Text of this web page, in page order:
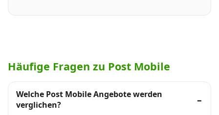
Häufige Fragen zu Post Mobile
Welche Post Mobile Angebote werden
verglichen?